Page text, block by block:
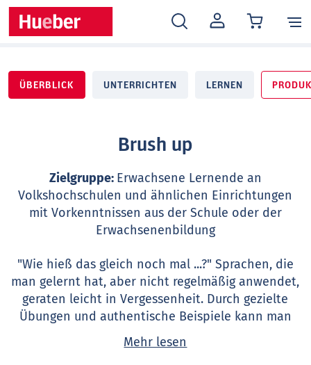
MEIN
KONTO
ÜBERBLICK UNTERRICHTEN LERNEN
Brush up
Zielgruppe: Erwachsene Lernende an
Volkshochschulen und ähnlichen Einrichtungen
mit Vorkenntnissen aus der Schule oder der
Erwachsenenbildung
"Wie hieß das gleich noch mal ...?" Sprachen, die
man gelernt hat, aber nicht regelmäßig anwendet,
geraten leicht in Vergessenheit. Durch gezielte
Übungen und authentische Beispiele kann man
dieses Wissen wieder auffrischen und mit neuem
Leben füllen. Und am leichtesten geht das, wenn
Mehr lesen